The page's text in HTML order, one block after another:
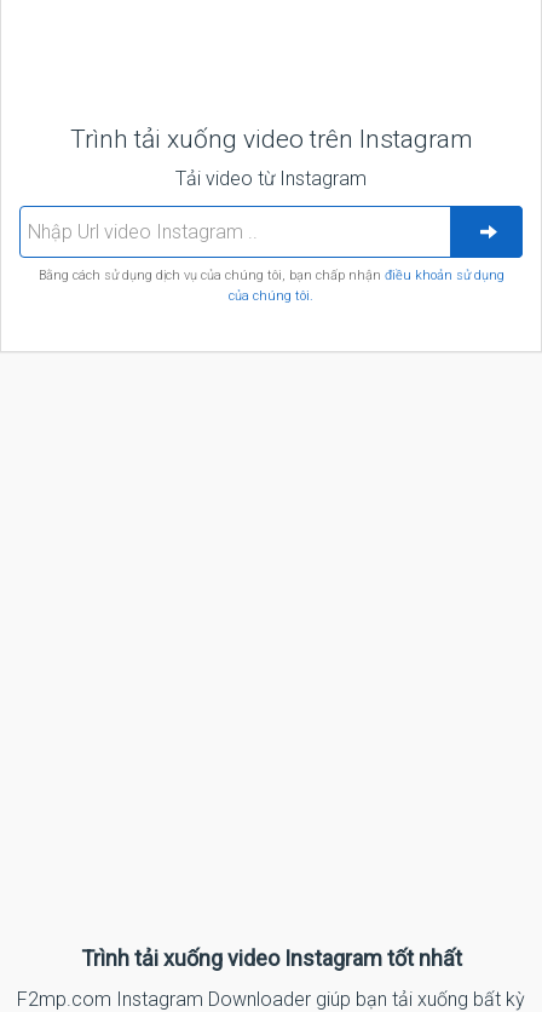
Trình tải xuống video trên Instagram
Tải video từ Instagram
Bằng cách sử dụng dịch vụ của chúng tôi, bạn chấp nhận điều khoản sử dụng
của chúng tôi.
Trình tải xuống video Instagram tốt nhất
F2mp.com Instagram Downloader giúp bạn tải xuống bất kỳ